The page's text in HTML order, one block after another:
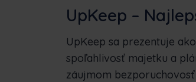
UpKeep –
UpKeep sa prezentuje
spoľahlivosť majetku a
záujmom bezporuchovosť